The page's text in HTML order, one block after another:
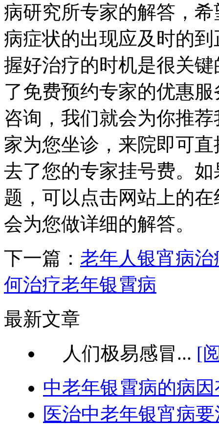
病研究所专家的解答，
病症状的出现应及时的
握好治疗的时机是很关
了免费预约专家的优惠
咨询，我们就会为你推
家为您坐诊，来院即可
去了您的专家挂号费。
题，可以点击网站上的
会为您做详细的解答。
下一篇： 老年人银宵病
何治疗老年银霄病
最新文章
人们极易感冒... [
中老年银霄病的病
医治中老年银宵病